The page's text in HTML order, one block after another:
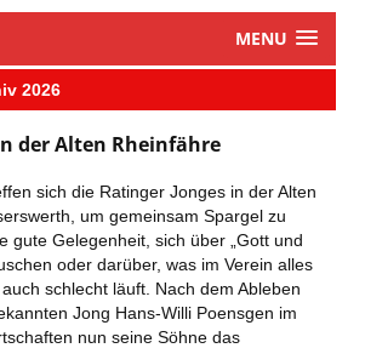
MENU
2026
der Alten Rheinfähre
sich die Ratinger Jonges in der Alten
um gemeinsam Spargel zu
gute Gelegenheit, sich über „Gott und
oder darüber, was im Verein alles
schlecht läuft. Nach dem Ableben
Jong Hans-Willi Poensgen im
nun seine Söhne das